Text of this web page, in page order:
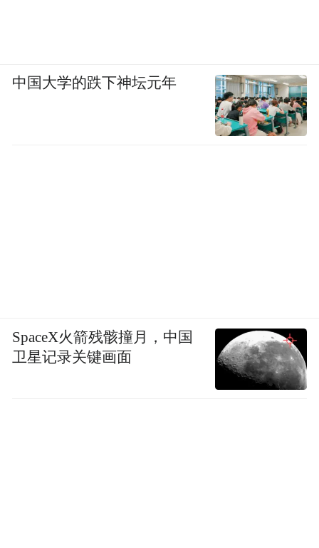
中国大学的跌下神坛元年
SpaceX火箭残骸撞月，中国
卫星记录关键画面